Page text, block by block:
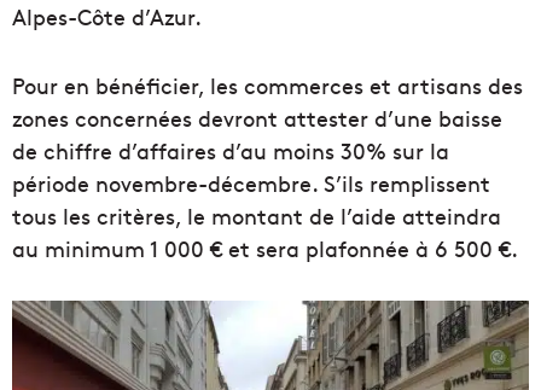
Alpes-Côte d’Azur.
Pour en bénéficier, les commerces et artisans des
zones concernées devront attester d’une baisse
de chiffre d’affaires d’au moins 30% sur la
période novembre-décembre. S’ils remplissent
tous les critères, le montant de l’aide atteindra
au minimum 1 000 € et sera plafonnée à 6 500 €.